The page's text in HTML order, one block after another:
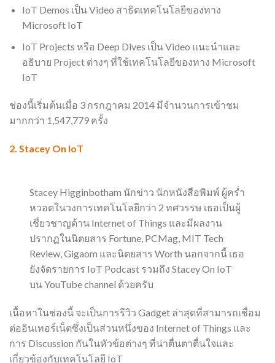
IoT Demos เป็น Video สาธิตเทคโนโลยีของทาง
Microsoft IoT
IoT Projects หรือ Deep Dives เป็น Video แนะนำและ
อธิบาย Project ต่างๆ ที่ใช้เทคโนโลยีของทาง Microsoft
IoT
ช่องนี้เริ่มต้นเมื่อ 3 กรกฎาคม 2014 มีจำนวนการเข้าชม
มากกว่า 1,547,779 ครั้ง
2. Stacey On IoT
Stacey Higginbotham นักข่าว นักหนังสือพิมพ์ ผู้คร่ำ
หวอดในวงการเทคโนโลยีกว่า 2 ทศวรรษ เธอเป็นผู้
เชี่ยวชาญด้าน Internet of Things และมีผลงาน
ปรากฏในนิตยสาร Fortune, PCMag, MIT Tech
Review, Gigaom และนิตยสาร Worth นอกจากนี้ เธอ
ยังจัดรายการ IoT Podcast รวมถึง Stacey On IoT
บน YouTube channel ด้วยครับ
เนื้อหาในช่องนี้ จะเป็นการรีวิว Gadget ล่าสุดที่สามารถเชื่อม
ต่ออินเทอร์เน็ตซึ่งเป็นส่วนหนึ่งของ Internet of Things และ
การ Discussion กันในหัวข้อต่างๆ ที่น่าตื่นตาตื่นใจและ
เกี่ยวข้องกับเทคโนโลยี IoT